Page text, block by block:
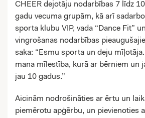
CHEER dejotāju nodarbības 7 līdz
gadu vecuma grupām, kā arī
sporta klubu VIP, vada “Dance Fit”
vingrošanas nodarbības
saka: “Esmu sporta un deju
mana mīlestība, kurā ar bērniem un
jau 10 gadus.”
Aicinām nodrošināties ar ērtu un
piemērotu apģērbu, un pievienoties